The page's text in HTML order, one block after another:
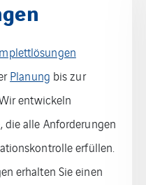
ein entscheidender
der Reinheit
sind speziell
zu minimieren und
zu ermöglichen. Sie bieten
Struktur, die den
eines Reinraums gerecht